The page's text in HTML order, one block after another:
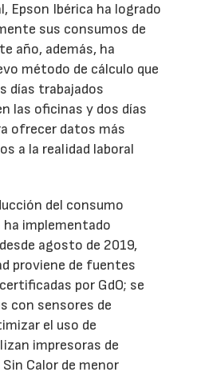
Epson Ibérica ha logrado
sus consumos de
año, además, ha
método de cálculo que
días trabajados
las oficinas y dos días
ofrecer datos más
a la realidad laboral
del consumo
implementado
agosto de 2019,
proviene de fuentes
por GdO; se
con sensores de
el uso de
impresoras de
Calor de menor